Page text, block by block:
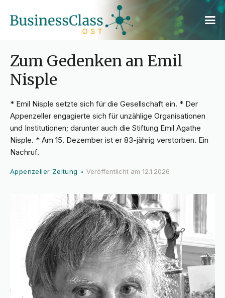
Zum Gedenken an Emil
Nisple
* Emil Nisple setzte sich für die Gesellschaft ein. * Der
Appenzeller engagierte sich für unzählige Organisationen
und Institutionen; darunter auch die Stiftung Emil Agathe
Nisple. * Am 15. Dezember ist er 83-jährig verstorben. Ein
Nachruf.
Appenzeller Zeitung • Veröffentlicht am 12.1.2026